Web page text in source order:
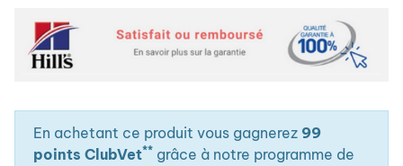
En achetant ce produit vous gagnerez 99
points ClubVet** grâce à notre programme de